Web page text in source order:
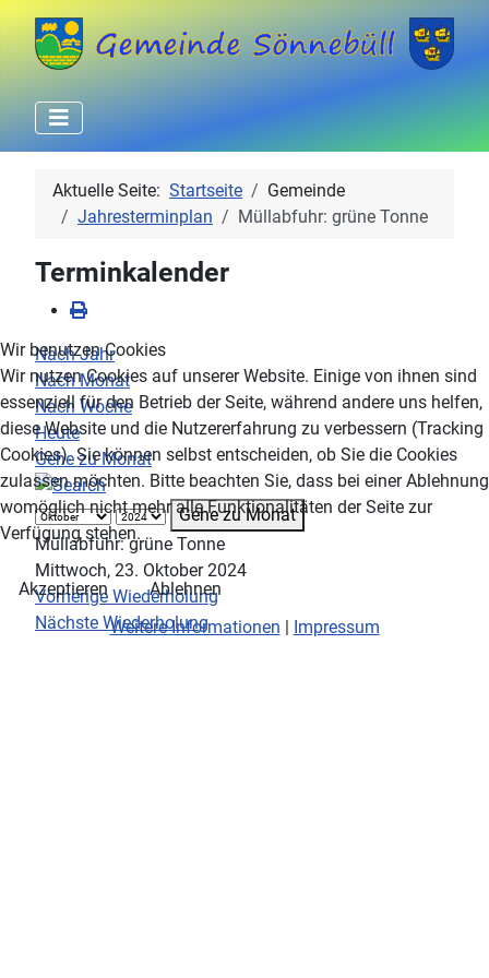
Aktuelle Seite: Startseite
Gemeinde
Jahresterminplan
Müllabfuhr: grüne Tonne
Terminkalender
Nach Jahr
Nach Monat
Nach Woche
Heute
Gehe zu Monat
Gehe zu Monat
Müllabfuhr: grüne Tonne
Mittwoch, 23. Oktober 2024
Vorherige Wiederholung
Nächste Wiederholung
Wir benutzen Cookies
Wir nutzen Cookies auf unserer Website. Einige von ihnen sind
essenziell für den Betrieb der Seite, während andere uns helfen,
diese Website und die Nutzererfahrung zu verbessern (Tracking
Cookies). Sie können selbst entscheiden, ob Sie die Cookies
zulassen möchten. Bitte beachten Sie, dass bei einer Ablehnung
womöglich nicht mehr alle Funktionalitäten der Seite zur
Verfügung stehen.
Akzeptieren
Ablehnen
Weitere Informationen | Impressum